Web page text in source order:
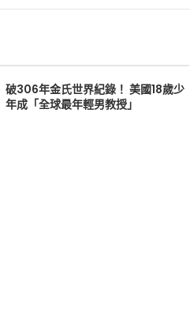
破306年金氏世界紀錄！ 美國18歲少
年成「全球最年輕男教授」